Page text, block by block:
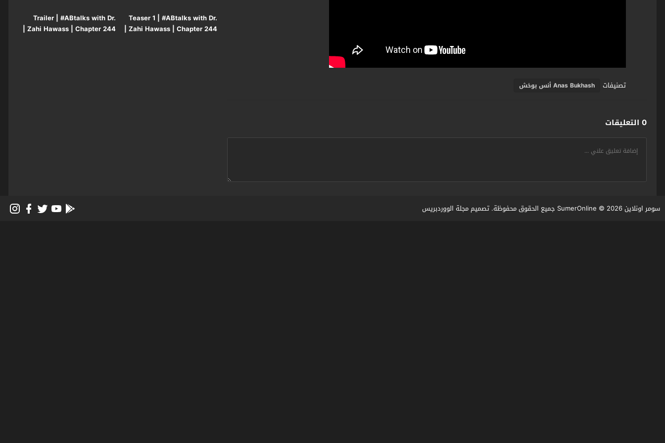
تصنيفات Anas Bukhash أنس بوخش
0 التعليقات
Teaser 1 | #ABtalks with Dr.
Zahi Hawass | Chapter 244 |
Trailer | #ABtalks with Dr.
Zahi Hawass | Chapter 244 |
سومر اونلاين SumerOnline© 2026 جميع الحقوق محفوظة. تصميم مجلة الووردبريس